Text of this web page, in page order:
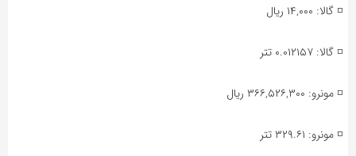
◽️ گالا: ۱۴,۰۰۰ ریال
◽️ گالا: ۰.۰۱۲۱۵۷ تتر
◽️ مونرو: ۳۶۶,۵۲۶,۳۰۰ ریال
◽️ مونرو: ۳۲۹.۶۱ تتر